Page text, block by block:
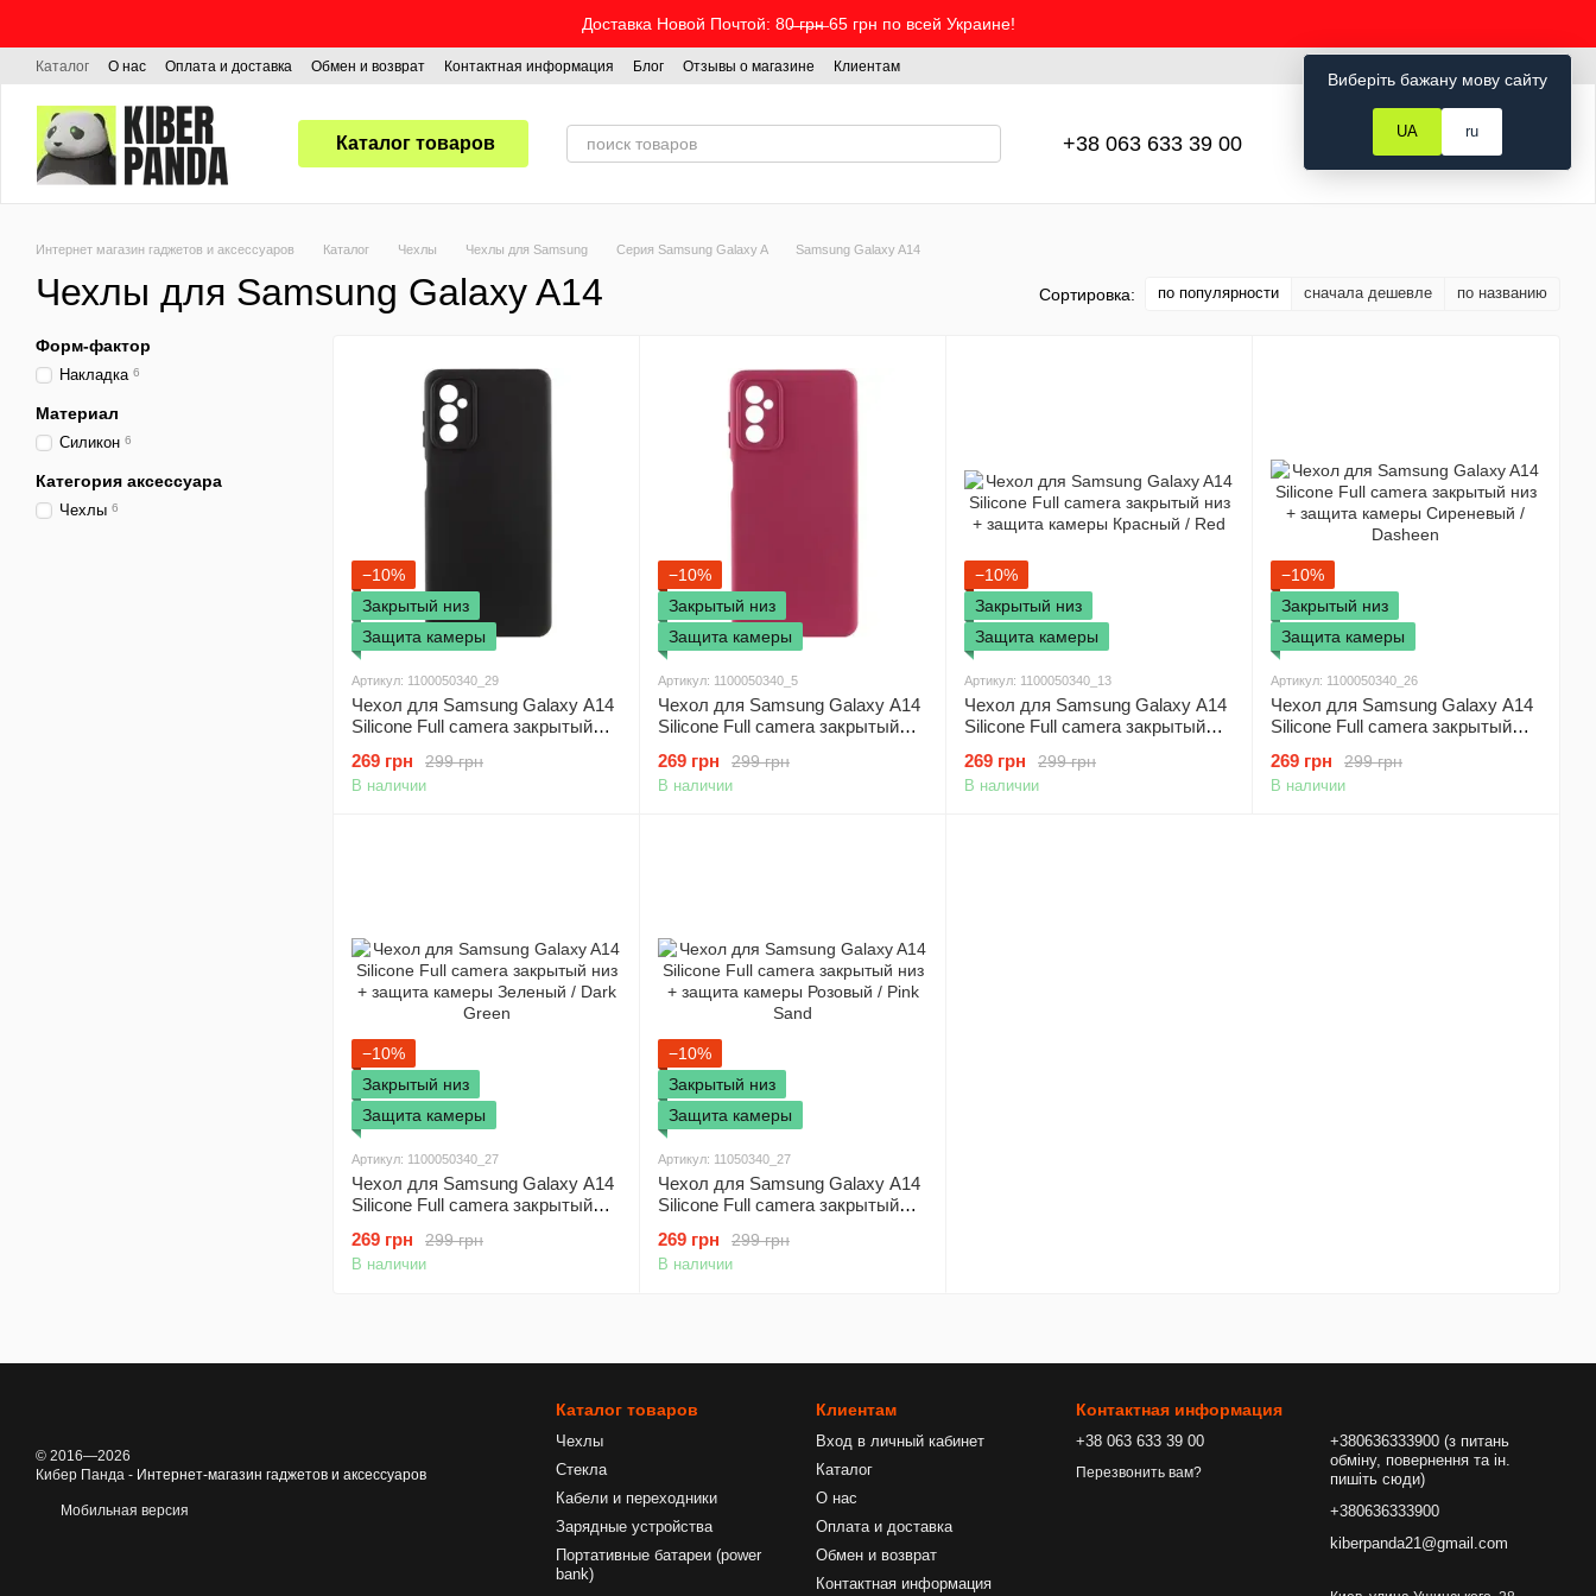
Доставка Новой Почтой: 80̶ ̶г̶р̶н̶ 65 грн по всей Украине!
Каталог О нас Оплата и доставка Обмен и возврат Контактная информация Блог Отзывы о магазине Клиентам
Каталог товаров +38 063 633 39 00 Мой заказ
Интернет магазин гаджетов и аксессуаров Каталог Чехлы Чехлы для Samsung Серия Samsung Galaxy A Samsung Galaxy A14
Чехлы для Samsung Galaxy A14 Сортировка: по популярности сначала дешевле по названию
−10%
Закрытый низ
Защита камеры
Артикул: 1100050340_29
Чехол для Samsung Galaxy A14
Silicone Full camera закрытый
Black
299 грн
269 грн
В наличии
−10%
Закрытый низ
Защита камеры
Артикул: 1100050340_5
Чехол для Samsung Galaxy A14
Silicone Full camera закрытый
/ Marsala 299 грн
269 грн
В наличии
−10%
Закрытый низ
Защита камеры
Артикул: 1100050340_13
Чехол для Samsung Galaxy A14
Silicone Full camera закрытый
Red
299 грн
269 грн
В наличии
−10%
Закрытый низ
Защита камеры
Артикул: 1100050340_26
Чехол для Samsung Galaxy A14
Silicone Full camera закрытый
Сиреневый / Dasheen
299 грн
269 грн
В наличии
−10%
Закрытый низ
Защита камеры
Артикул: 1100050340_27
Чехол для Samsung Galaxy A14
Silicone Full camera закрытый
Dark Green299 грн
269 грн
В наличии
−10%
Закрытый низ
Защита камеры
Артикул: 11050340_27
Чехол для Samsung Galaxy A14
Silicone Full camera закрытый
Pink Sand299 грн
269 грн
В наличии
Форм-фактор
Накладка 6
Материал
Силикон 6
Категория аксессуара
Чехлы 6
© 2016—2026
Кибер Панда - Интернет-магазин гаджетов и аксессуаров
Мобильная версия
Каталог товаров
Чехлы
Стекла
Кабели и переходники
Зарядные устройства
Портативные батареи (power
bank)
Клиентам
Вход в личный кабинет
Каталог
О нас
Оплата и доставка
Обмен и возврат
Контактная информация
Контактная информация
+38 063 633 39 00
Перезвонить вам?
+380636333900 (з питань
обміну, повернення та ін.
пишіть сюди)
+380636333900
kiberpanda21@gmail.com
Виберіть бажану мову сайту
UA ru